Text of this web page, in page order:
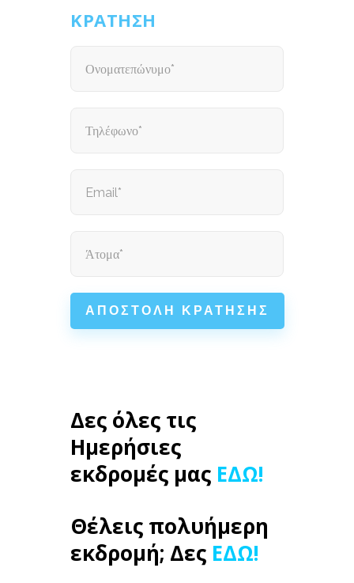
ΚΡΑΤΗΣΗ
Δες όλες τις
Ημερήσιες
εκδρομές μας ΕΔΩ!
Θέλεις πολυήμερη
εκδρομή; Δες ΕΔΩ!